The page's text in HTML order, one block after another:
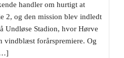
handler om hurtigt at
2, og den mission blev indledt
Undløse Stadion, hvor Hørve
vindblæst forårspremiere. Og